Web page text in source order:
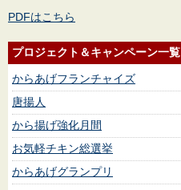
PDFはこちら
プロジェクト＆キャンペーン一覧
からあげフランチャイズ
唐揚人
から揚げ強化月間
お気軽チキン総選挙
からあげグランプリ